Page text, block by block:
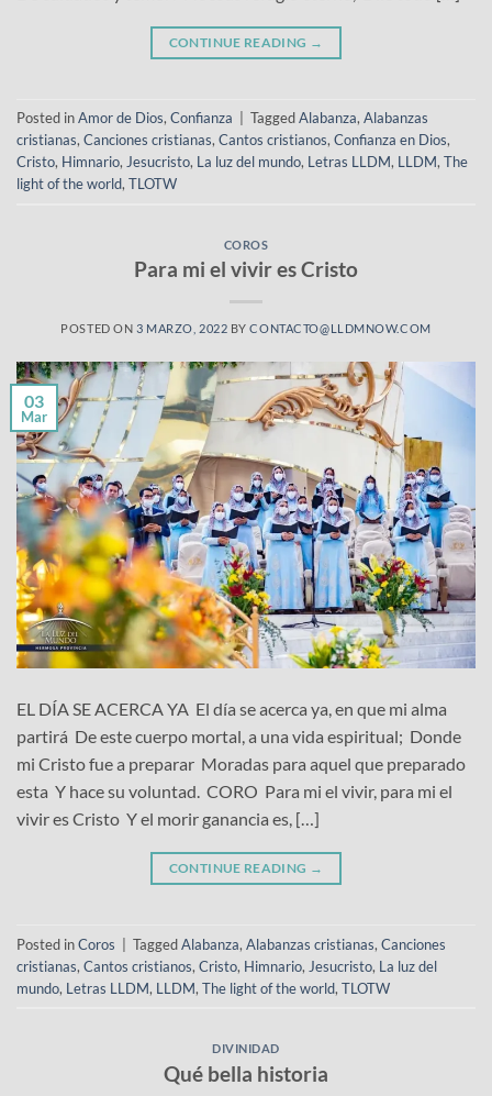
CONTINUE READING →
Posted inAmor de Dios, Confianza TaggedAlabanza, Alabanzas
cristianas, Canciones cristianas, Cantos cristianos, Confianza en Dios,
Cristo, Himnario, Jesucristo, La luz del mundo, Letras LLDM, LLDM, The
light of the world, TLOTW
COROS
Para mi el vivir es Cristo
POSTED ON 3 MARZO, 2022 BYCONTACTO@LLDMNOW.COM
03
Mar
EL DÍA SE ACERCA YA El día se acerca ya, en que mi alma
partirá De este cuerpo mortal, a una vida espiritual; Donde
mi Cristo fue a preparar Moradas para aquel que preparado
esta Y hace su voluntad. CORO Para mi el vivir, para mi el
vivir es Cristo Y el morir ganancia es, […]
CONTINUE READING →
Posted inCoros | TaggedAlabanza, Alabanzas cristianas, Canciones
cristianas, Cantos cristianos, Cristo, Himnario, Jesucristo, La luz del
mundo, Letras LLDM, LLDM, The light of the world, TLOTW
DIVINIDAD
Qué bella historia